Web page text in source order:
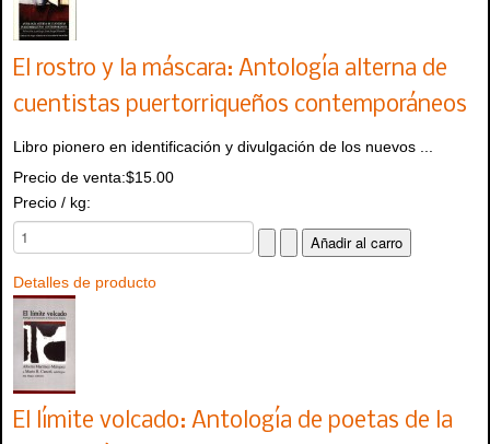
El rostro y la máscara: Antología alterna de
cuentistas puertorriqueños contemporáneos
Libro pionero en identificación y divulgación de los nuevos ...
Precio de venta:$15.00
Precio / kg:
Detalles de producto
El límite volcado: Antología de poetas de la